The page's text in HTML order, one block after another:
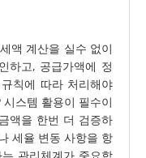
액 계산을 실수 없이
하고, 공급가액에 정
칙에 따라 처리해야
스템 활용이 필수이
액을 한번 더 검증하
세율 변동 사항을 항